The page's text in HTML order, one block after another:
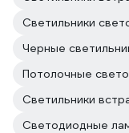
Светильники
Черные
Потолочные
Светодиодные